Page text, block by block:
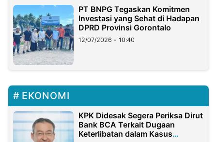
PT BNPG Tegaskan Komitmen
Investasi yang Sehat di Hadapan
DPRD Provinsi Gorontalo
12/07/2026 - 10:40
EKONOMI
KPK Didesak Segera Periksa Dirut
Bank BCA Terkait Dugaan
Keterlibatan dalam Kasus